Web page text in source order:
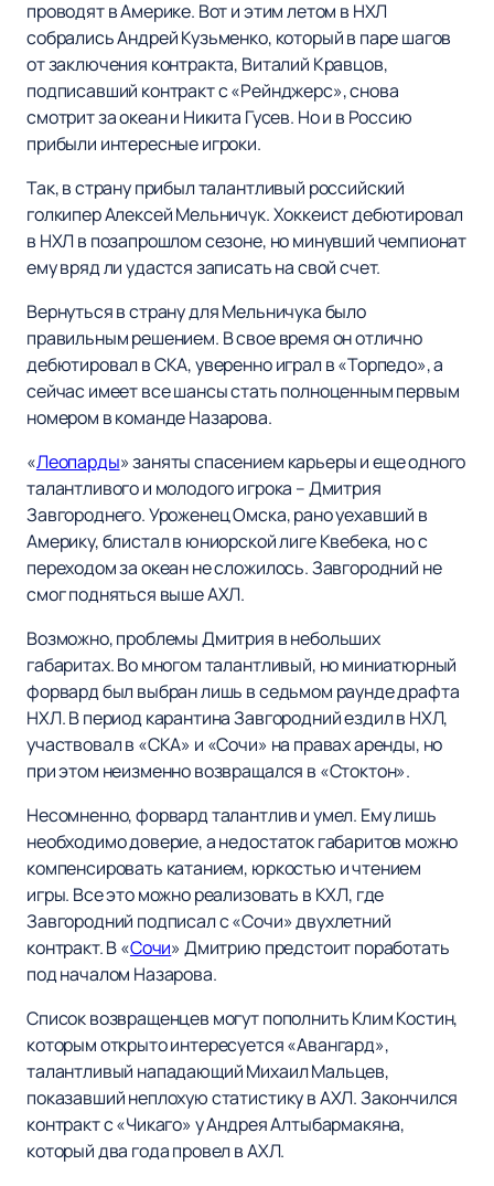
проводят в Америке. Вот и этим летом в НХЛ
собрались Андрей Кузьменко, который в паре шагов
от заключения контракта, Виталий Кравцов,
подписавший контракт с «Рейнджерс», снова
смотрит за океан и Никита Гусев. Но и в Россию
прибыли интересные игроки.
Так, в страну прибыл талантливый российский
голкипер Алексей Мельничук. Хоккеист дебютировал
в НХЛ в позапрошлом сезоне, но минувший чемпионат
ему вряд ли удастся записать на свой счет.
Вернуться в страну для Мельничука было
правильным решением. В свое время он отлично
дебютировал в СКА, уверенно играл в «Торпедо», а
сейчас имеет все шансы стать полноценным первым
номером в команде Назарова.
«Леопарды» заняты спасением карьеры и еще одного
талантливого и молодого игрока – Дмитрия
Завгороднего. Уроженец Омска, рано уехавший в
Америку, блистал в юниорской лиге Квебека, но с
переходом за океан не сложилось. Завгородний не
смог подняться выше АХЛ.
Возможно, проблемы Дмитрия в небольших
габаритах. Во многом талантливый, но миниатюрный
форвард был выбран лишь в седьмом раунде драфта
НХЛ. В период карантина Завгородний ездил в НХЛ,
участвовал в «СКА» и «Сочи» на правах аренды, но
при этом неизменно возвращался в «Стоктон».
Несомненно, форвард талантлив и умел. Ему лишь
необходимо доверие, а недостаток габаритов можно
компенсировать катанием, юркостью и чтением
игры. Все это можно реализовать в КХЛ, где
Завгородний подписал с «Сочи» двухлетний
контракт. В «Сочи» Дмитрию предстоит поработать
под началом Назарова.
Список возвращенцев могут пополнить Клим Костин,
которым открыто интересуется «Авангард»,
талантливый нападающий Михаил Мальцев,
показавший неплохую статистику в АХЛ. Закончился
контракт с «Чикаго» у Андрея Алтыбармакяна,
который два года провел в АХЛ.